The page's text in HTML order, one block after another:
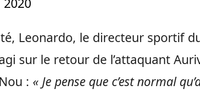
Leonardo, le directeur sportif
sur le retour de l’attaquant
: « Je pense que c’est normal